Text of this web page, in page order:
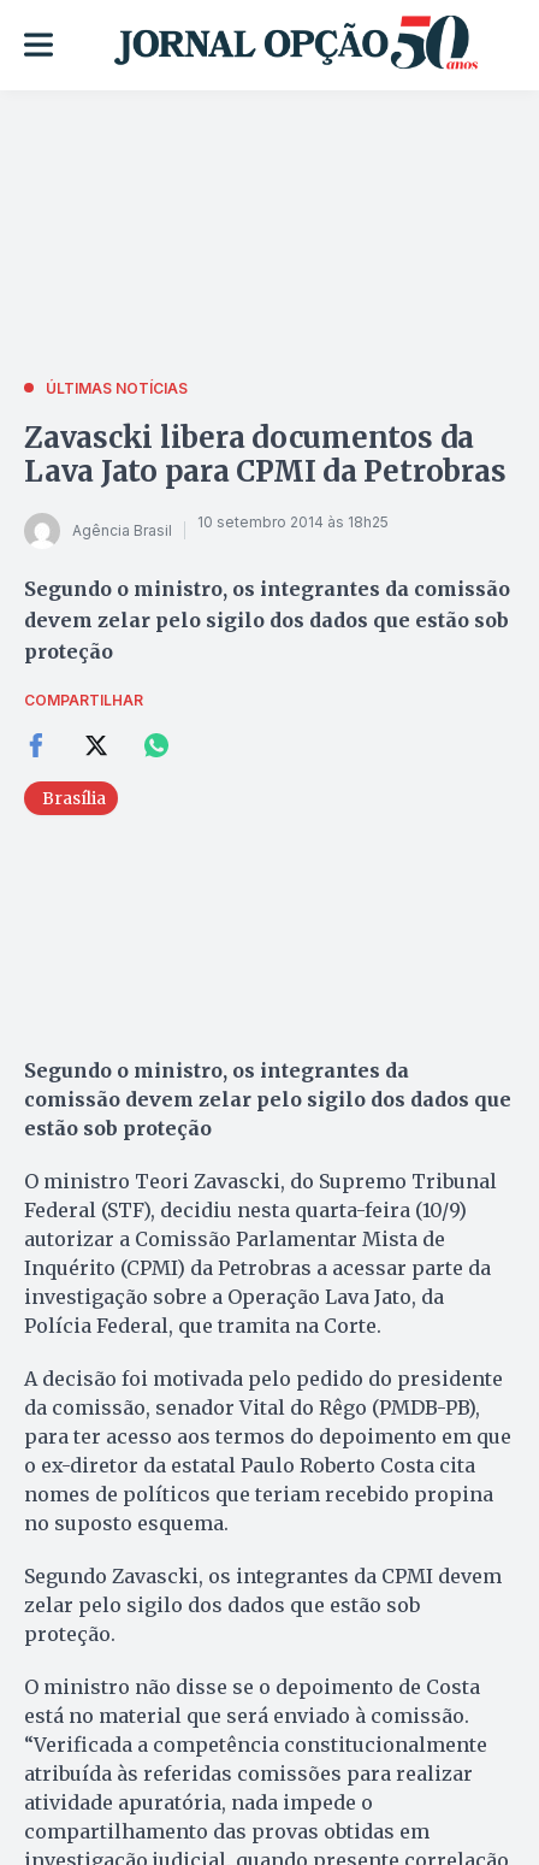
ÚLTIMAS NOTÍCIAS
Zavascki libera documentos da
Lava Jato para CPMI da Petrobras
Agência Brasil 10 setembro 2014 às 18h25
Segundo o ministro, os integrantes da comissão
devem zelar pelo sigilo dos dados que estão sob
proteção
COMPARTILHAR
Brasília
Segundo o ministro, os integrantes da
comissão devem zelar pelo sigilo dos dados que
estão sob proteção
O ministro Teori Zavascki, do Supremo Tribunal
Federal (STF), decidiu nesta quarta-feira (10/9)
autorizar a Comissão Parlamentar Mista de
Inquérito (CPMI) da Petrobras a acessar parte da
investigação sobre a Operação Lava Jato, da
Polícia Federal, que tramita na Corte.
A decisão foi motivada pelo pedido do presidente
da comissão, senador Vital do Rêgo (PMDB-PB),
para ter acesso aos termos do depoimento em que
o ex-diretor da estatal Paulo Roberto Costa cita
nomes de políticos que teriam recebido propina
no suposto esquema.
Segundo Zavascki, os integrantes da CPMI devem
zelar pelo sigilo dos dados que estão sob
proteção.
O ministro não disse se o depoimento de Costa
está no material que será enviado à comissão.
“Verificada a competência constitucionalmente
atribuída às referidas comissões para realizar
atividade apuratória, nada impede o
compartilhamento das provas obtidas em
investigação judicial, quando presente correlação